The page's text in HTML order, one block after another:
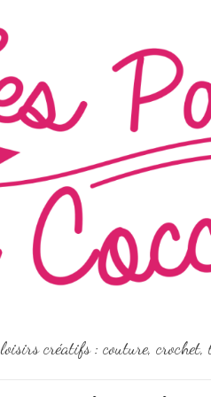
créatifs : couture, crochet,